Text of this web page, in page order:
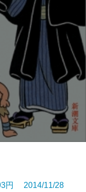
円 2014/11/28